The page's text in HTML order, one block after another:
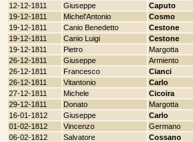
12-12-1811
Giuseppe Caputo
19-12-1811
Michel'Antonio Cosmo
19-12-1811
Canio Benedetto Cestone
19-12-1811
Canio Luigi Cestone
19-12-1811
Pietro Margotta
26-12-1811
Giuseppe Armiento
26-12-1811
Francesco Cianci
26-12-1811
Vitantonio Carlo
27-12-1811
Michele Cicoira
29-12-1811
Donato Margotta
16-01-1812
Giuseppe Carlo
01-02-1812
Vincenzo Germano
06-02-1812
Salvatore Cossano